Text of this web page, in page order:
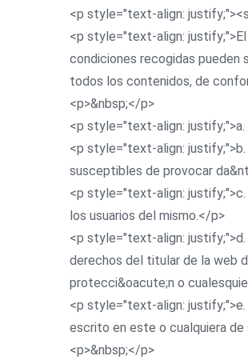
<p style="text-align:
<p style="text-align:
condiciones recogidas pueden
todos los contenidos, de
<p>&nbsp;</p>
<p style="text-align:
<p style="text-align:
susceptibles de provocar
<p style="text-align:
los usuarios del mismo.</p>
<p style="text-align:
derechos del titular de la web
protecci&oacute;n o
<p style="text-align: justify;">e.
escrito en este o cualquiera
<p>&nbsp;</p>